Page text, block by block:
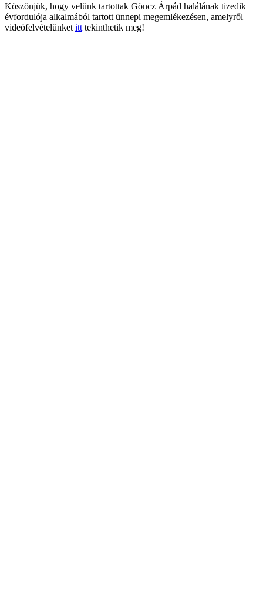
Köszönjük, hogy velünk tartottak Göncz Árpád halálának tizedik
évfordulója alkalmából tartott ünnepi megemlékezésen, amelyről
videófelvételünket itt tekinthetik meg!